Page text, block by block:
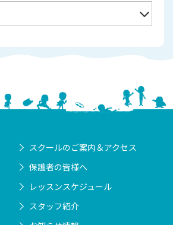
スクールのご案内＆アクセス
保護者の皆様へ
レッスンスケジュール
スタッフ紹介